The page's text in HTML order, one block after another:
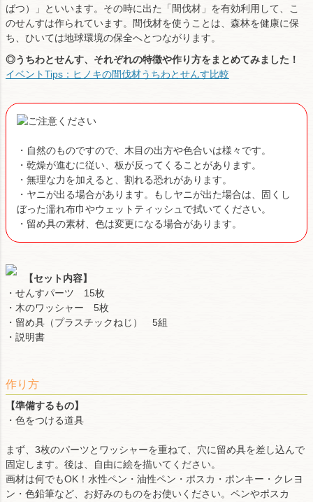
ばつ）」といいます。その時に出た「間伐材」を有効利用して、こ
のせんすは作られています。間伐材を使うことは、森林を健康に保
ち、ひいては地球環境の保全へとつながります。
◎うちわとせんす、それぞれの特徴や作り方をまとめてみました！
イベントTips：ヒノキの間伐材うちわとせんす比較
・自然のものですので、木目の出方や色合いは様々です。
・乾燥が進むに従い、板が反ってくることがあります。
・無理な力を加えると、割れる恐れがあります。
・ヤニが出る場合があります。もしヤニが出た場合は、固くし
ぼった濡れ布巾やウェットティッシュで拭いてください。
・留め具の素材、色は変更になる場合があります。
【セット内容】
・せんすパーツ 15枚
・木のワッシャー 5枚
・留め具（プラスチックねじ） 5組
・説明書
作り方
【準備するもの】
・色をつける道具
まず、3枚のパーツとワッシャーを重ねて、穴に留め具を差し込んで
固定します。後は、自由に絵を描いてください。
画材は何でもOK！水性ペン・油性ペン・ポスカ・ポンキー・クレヨ
ン・色鉛筆など、お好みのものをお使いください。ペンやポスカ